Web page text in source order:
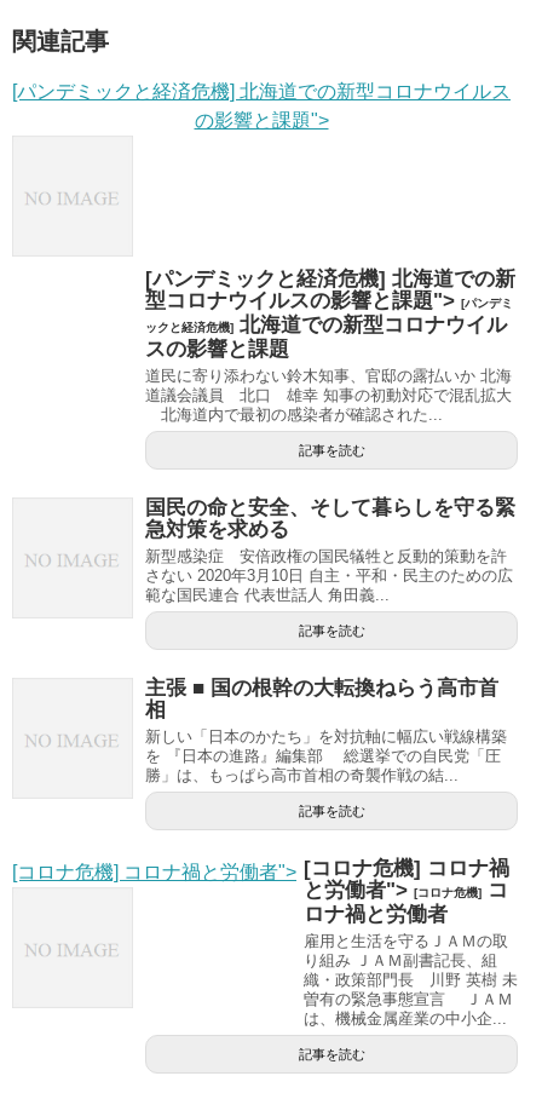
関連記事
[パンデミックと経済危機] 北海道での新型コロナウイルス
の影響と課題">
[パンデミックと経済危機] 北海道での新
型コロナウイルスの影響と課題"> [パンデミ
ックと経済危機] 北海道での新型コロナウイル
スの影響と課題
道民に寄り添わない鈴木知事、官邸の露払いか 北海
道議会議員 北口 雄幸 知事の初動対応で混乱拡大
北海道内で最初の感染者が確認された...
記事を読む
国民の命と安全、そして暮らしを守る緊
急対策を求める
新型感染症 安倍政権の国民犠牲と反動的策動を許
さない 2020年3月10日 自主・平和・民主のための広
範な国民連合 代表世話人 角田義...
記事を読む
主張 ■ 国の根幹の大転換ねらう高市首
相
新しい「日本のかたち」を対抗軸に幅広い戦線構築
を 『日本の進路』編集部 総選挙での自民党「圧
勝」は、もっぱら高市首相の奇襲作戦の結...
記事を読む
[コロナ危機] コロナ禍と労働者"> [コロナ危機] コロナ禍
と労働者"> [コロナ危機]
コ
ロナ禍と労働者
雇用と生活を守るＪＡＭの取
り組み ＪＡＭ副書記長、組
織・政策部門長 川野 英樹 未
曽有の緊急事態宣言 ＪＡＭ
は、機械金属産業の中小企...
記事を読む